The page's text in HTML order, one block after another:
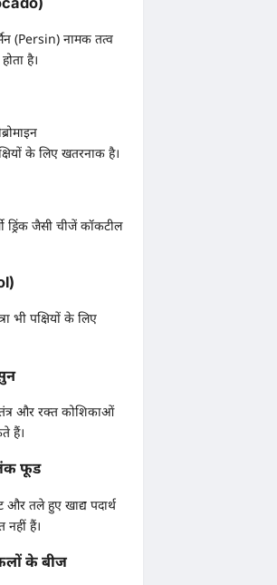
(Persin) नामक तत्व
है।
के लिए खतरनाक है।
ड्रिंक जैसी चीजें कॉकटील
भी पक्षियों के लिए
और रक्त कोशिकाओं
हैं।
फूड
और तले हुए खाद्य पदार्थ
नहीं हैं।
के बीज